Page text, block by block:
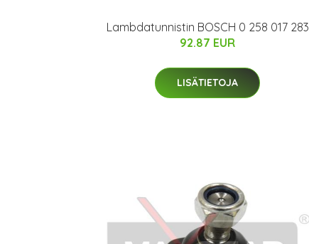
Lambdatunnistin BOSCH 0 258 017 283
92.87 EUR
LISÄTIETOJA